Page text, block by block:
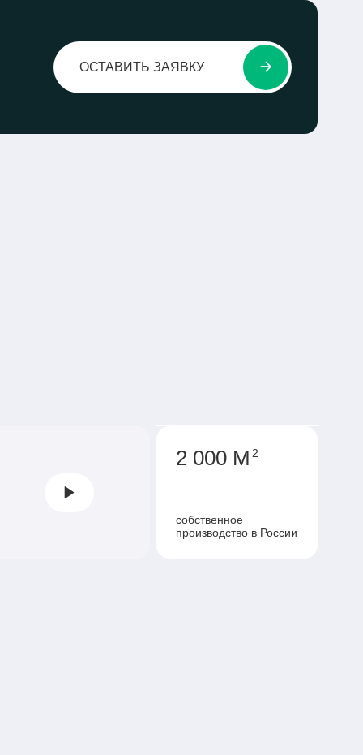
ОСТАВИТЬ ЗАЯВКУ
2 000 М 2
собственное
производство в России